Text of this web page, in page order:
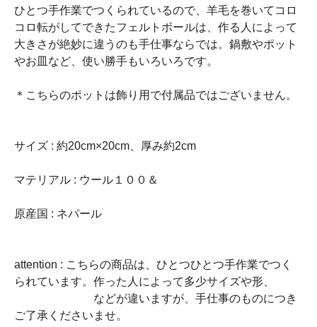
ひとつ手作業でつくられているので、羊毛を巻いてコロ
コロ転がしてできたフェルトボールは、作る人によって
大きさが絶妙に違うのも手仕事ならでは。鍋敷やポット
やお皿など、使い勝手もいろいろです。
＊こちらのポットは飾り用で付属品ではございません。
サイズ : 約20cm×20cm、厚み約2cm
マテリアル : ウール１００＆
原産国 : ネパール
attention : こちらの商品は、ひとつひとつ手作業でつく
られています。作った人によって多少サイズや形、
などが違いますが、手仕事のものにつき
ご了承くださいませ。